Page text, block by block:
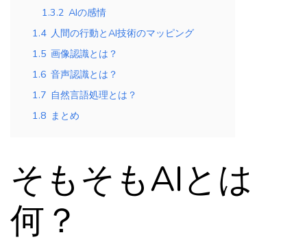
1.3.2 AIの感情
1.4 人間の行動とAI技術のマッピング
1.5 画像認識とは？
1.6 音声認識とは？
1.7 自然言語処理とは？
1.8 まとめ
そもそもAIとは
何？